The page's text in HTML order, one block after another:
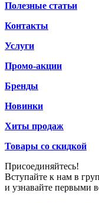
Полезные статьи
Контакты
Услуги
Промо-акции
Бренды
Новинки
Хиты продаж
Товары со скидкой
Присоединяйтесь!
Вступайте к нам в
и узнавайте первыми